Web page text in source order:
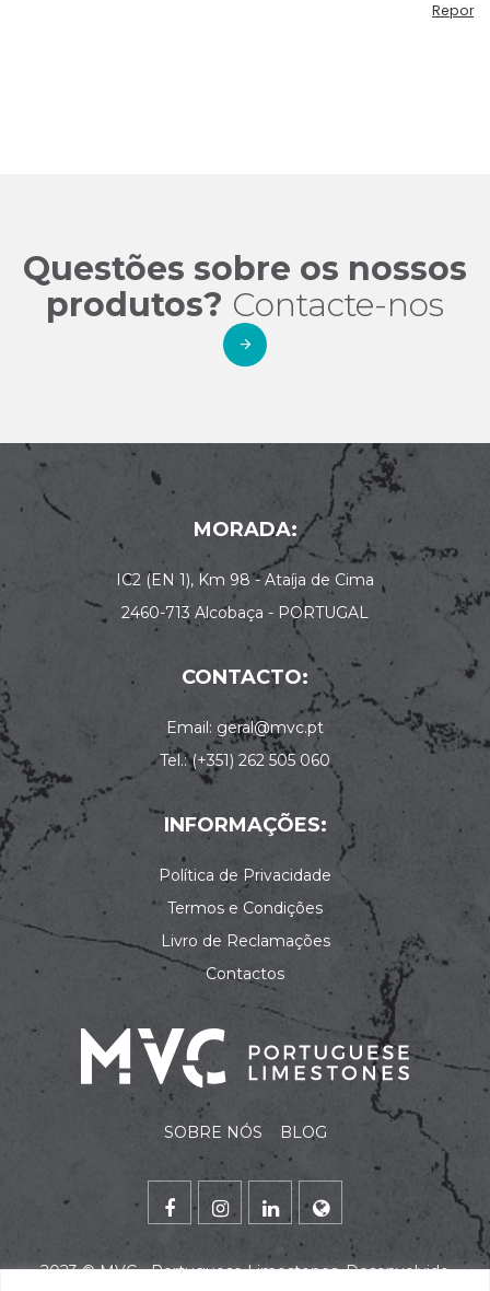
Repor
Questões sobre os nossos
produtos? Contacte-nos
MORADA:
IC2 (EN 1), Km 98 - Ataíja de Cima
2460-713 Alcobaça - PORTUGAL
CONTACTO:
Email: geral@mvc.pt
Tel.: (+351) 262 505 060
INFORMAÇÕES:
Política de Privacidade
Termos e Condições
Livro de Reclamações
Contactos
SOBRE NÓS BLOG
2023 ©MVC - Portuguese Limestones. Desenvolvido